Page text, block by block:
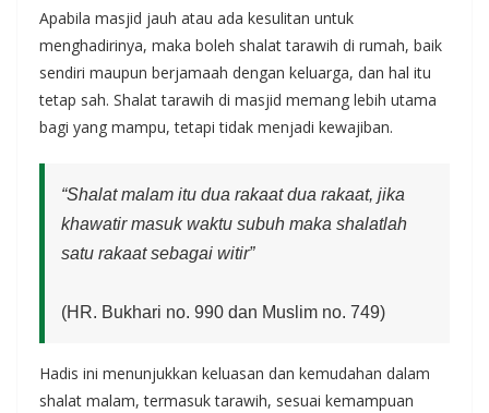
Apabila masjid jauh atau ada kesulitan untuk
menghadirinya, maka boleh shalat tarawih di rumah, baik
sendiri maupun berjamaah dengan keluarga, dan hal itu
tetap sah. Shalat tarawih di masjid memang lebih utama
bagi yang mampu, tetapi tidak menjadi kewajiban.
“Shalat malam itu dua rakaat dua rakaat, jika
khawatir masuk waktu subuh maka shalatlah
satu rakaat sebagai witir”
(HR. Bukhari no. 990 dan Muslim no. 749)
Hadis ini menunjukkan keluasan dan kemudahan dalam
shalat malam, termasuk tarawih, sesuai kemampuan